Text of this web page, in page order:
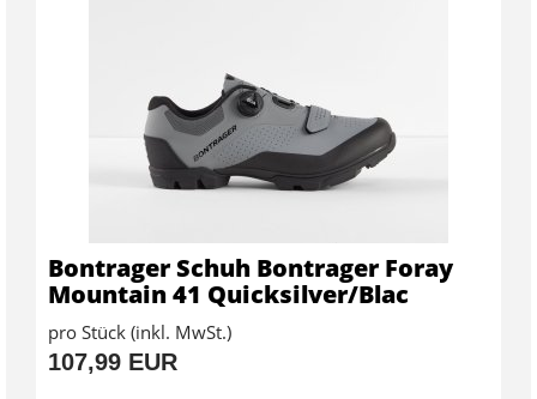
Bontrager Schuh Bontrager Foray
Mountain 41 Quicksilver/Blac
pro Stück (inkl. MwSt.)
107,99 EUR